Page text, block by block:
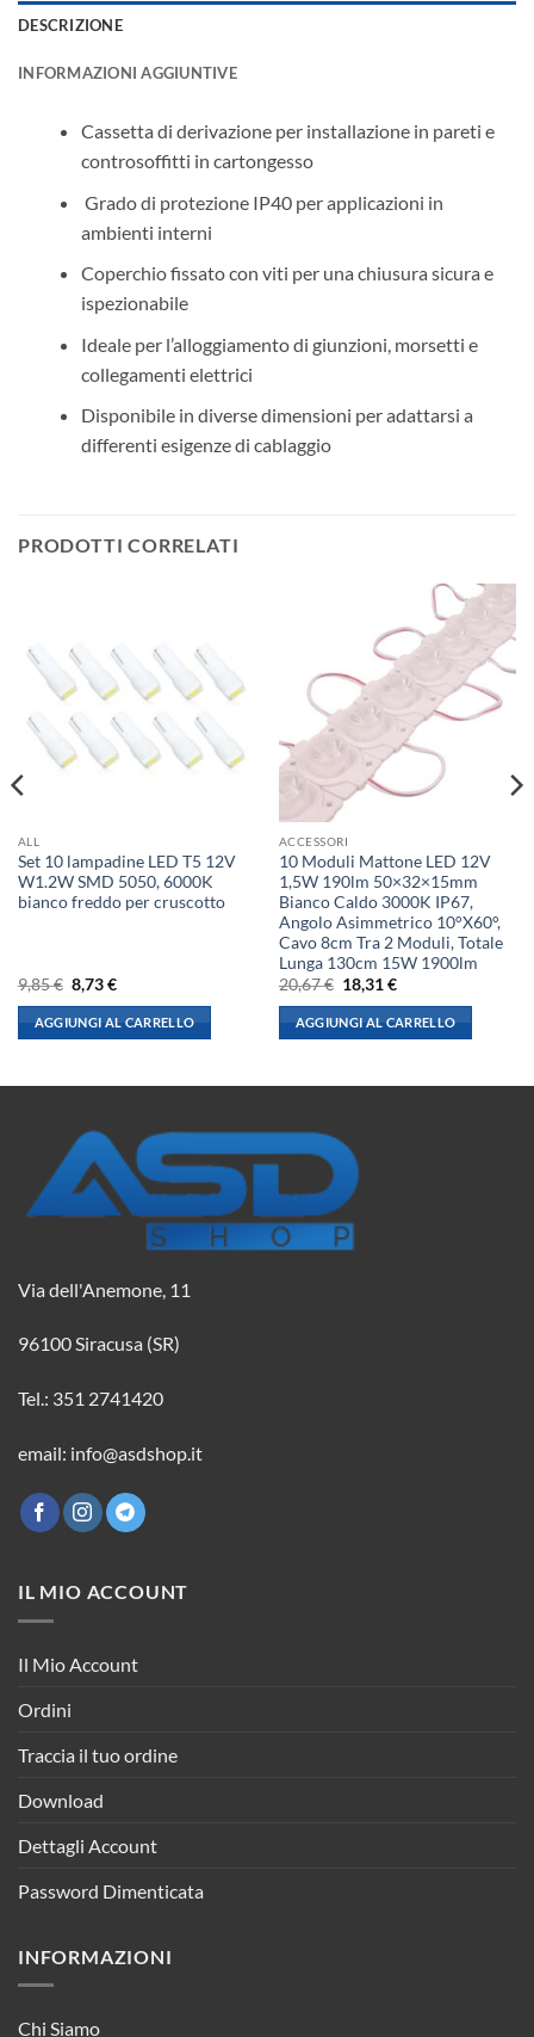
DESCRIZIONE
INFORMAZIONI AGGIUNTIVE
Cassetta di derivazione per installazione in pareti e
controsoffitti in cartongesso
️ Grado di protezione IP40 per applicazioni in
ambienti interni
Coperchio fissato con viti per una chiusura sicura e
ispezionabile
Ideale per l’alloggiamento di giunzioni, morsetti e
collegamenti elettrici
Disponibile in diverse dimensioni per adattarsi a
differenti esigenze di cablaggio
PRODOTTI CORRELATI
ALL
Set 10 lampadine LED T5 12V
W1.2W SMD 5050, 6000K
bianco freddo per cruscotto
9,85€ Il
prezzo
originale
era:
9,85 €.
8,73€Il
attuale
è:
8,73 €.
AGGIUNGI AL CARRELLO
ACCESSORI
10 Moduli Mattone LED 12V
1,5W 190lm 50×32×15mm
Bianco Caldo 3000K IP67,
Angolo Asimmetrico 10°X60°,
Cavo 8cm Tra 2 Moduli, Totale
Lunga 130cm 15W 1900lm
20,67€ Il
prezzo
originale
era:
20,67 €.
18,31€Il
attuale
è:
18,31 €.
AGGIUNGI AL CARRELLO
Via dell'Anemone, 11
96100 Siracusa (SR)
Tel.: 351 2741420
email: info@asdshop.it
IL MIO ACCOUNT
Il Mio Account
Ordini
Traccia il tuo ordine
Download
Dettagli Account
Password Dimenticata
INFORMAZIONI
Chi Siamo